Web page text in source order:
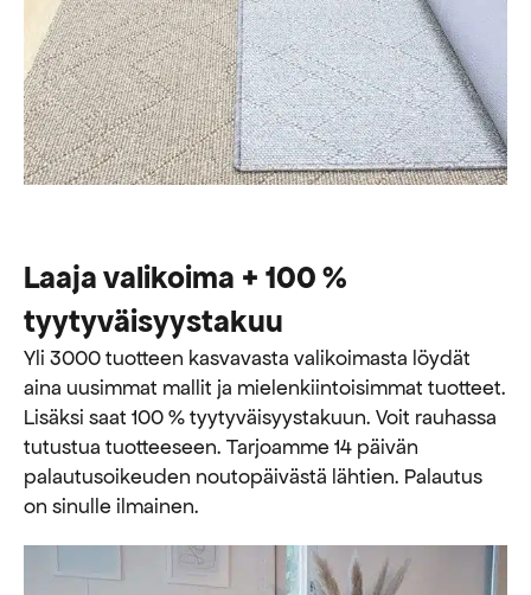
Laaja valikoima + 100 %
tyytyväisyystakuu
Yli 3000 tuotteen kasvavasta valikoimasta löydät
aina uusimmat mallit ja mielenkiintoisimmat tuotteet.
Lisäksi saat 100 % tyytyväisyystakuun. Voit rauhassa
tutustua tuotteeseen. Tarjoamme 14 päivän
palautusoikeuden noutopäivästä lähtien. Palautus
on sinulle ilmainen.